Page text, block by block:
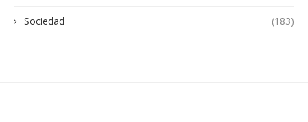
Sociedad (183)